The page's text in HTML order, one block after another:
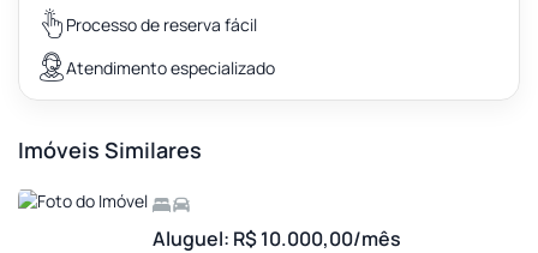
Processo de reserva fácil
Atendimento especializado
Imóveis Similares
Aluguel: R$ 10.000,00/mês